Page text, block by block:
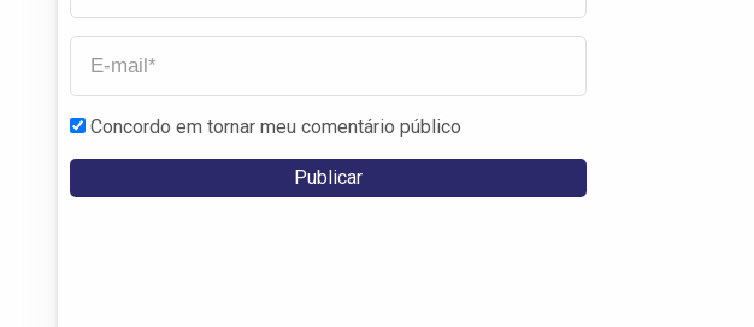
Concordo em tornar meu comentário público